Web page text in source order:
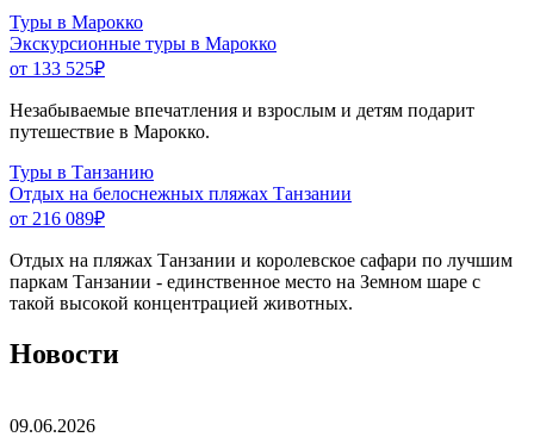
Туры в Марокко
Экскурсионные туры в Марокко
от 133 525₽
Незабываемые впечатления и взрослым и детям подарит
путешествие в Марокко.
Туры в Танзанию
Отдых на белоснежных пляжах Танзании
от 216 089₽
Отдых на пляжах Танзании и королевское сафари по лучшим
паркам Танзании - единственное место на Земном шаре с
такой высокой концентрацией животных.
Новости
09.06.2026